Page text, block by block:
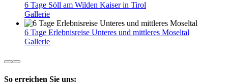
6 Tage Söll am Wilden Kaiser in Tirol
Gallerie
6 Tage Erlebnisreise Unteres und mittleres Moseltal
Gallerie
So erreichen Sie uns: